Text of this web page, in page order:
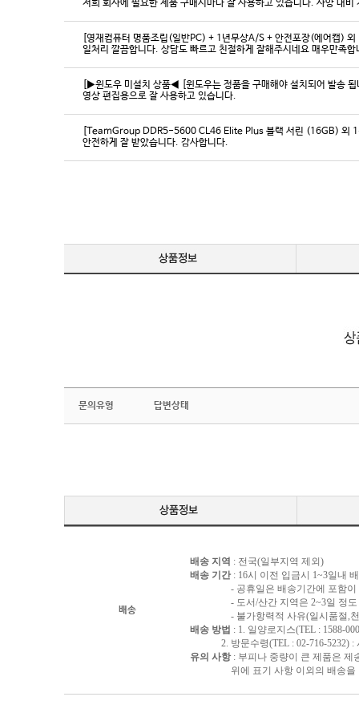
[영재컴퓨터 명품조립(일반PC) + 1년무상A/S + 안전포장(에어캡)
일처리 깔끔합니다. 상담도 빠르고 친절하게 잘해주시네요 매우만족
[▶윈도우 미설치 상품◀ [윈도우는 정품을 구매해야 설치되어 발송
영상 편집용으로 잘 사용하고 있습니다.
[TeamGroup DDR5-5600 CL46 Elite Plus 블랙 서린 (16GB) 외
안전하게 잘 받았습니다. 감사합니다.
문의유형 답변상태
배송
배송 지역 : 전국(일부지역 제외)
배송 기간 : 16시 이전 입금시 1~3일내
- 공휴일은 배송기간에 포함이
- 도서/산간 지역은 2~3일 정도
- 불가항력적 사유(일시품절,천재
배송 방법 : 1. 일양로지스(TEL : 1588-
2. 방문수령(TEL : 02-716-5232) :
유의 사항: 부피나 중량이 큰 제품은 제
위에 표기 사항 이외의 배송을 원